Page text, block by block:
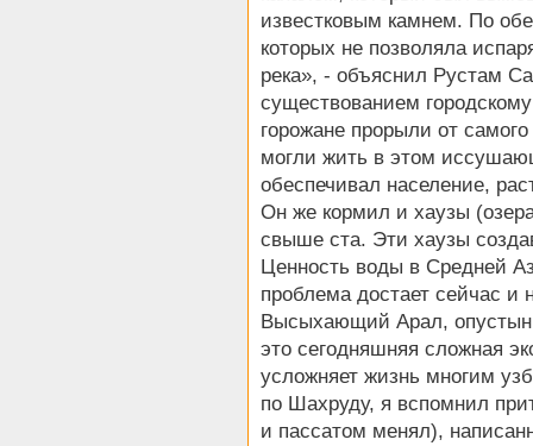
известковым камнем. По
которых не позволяла
река», - объяснил Рустам
существованием
горожане прорыли от
могли жить в этом
обеспечивал население,
Он же кормил и хаузы
свыше ста. Эти хаузы
Ценность воды в Средней
проблема достает сейчас и
Высыхающий Арал,
это сегодняшняя сложная
усложняет жизнь многим
по Шахруду, я вспомнил
и пассатом менял),